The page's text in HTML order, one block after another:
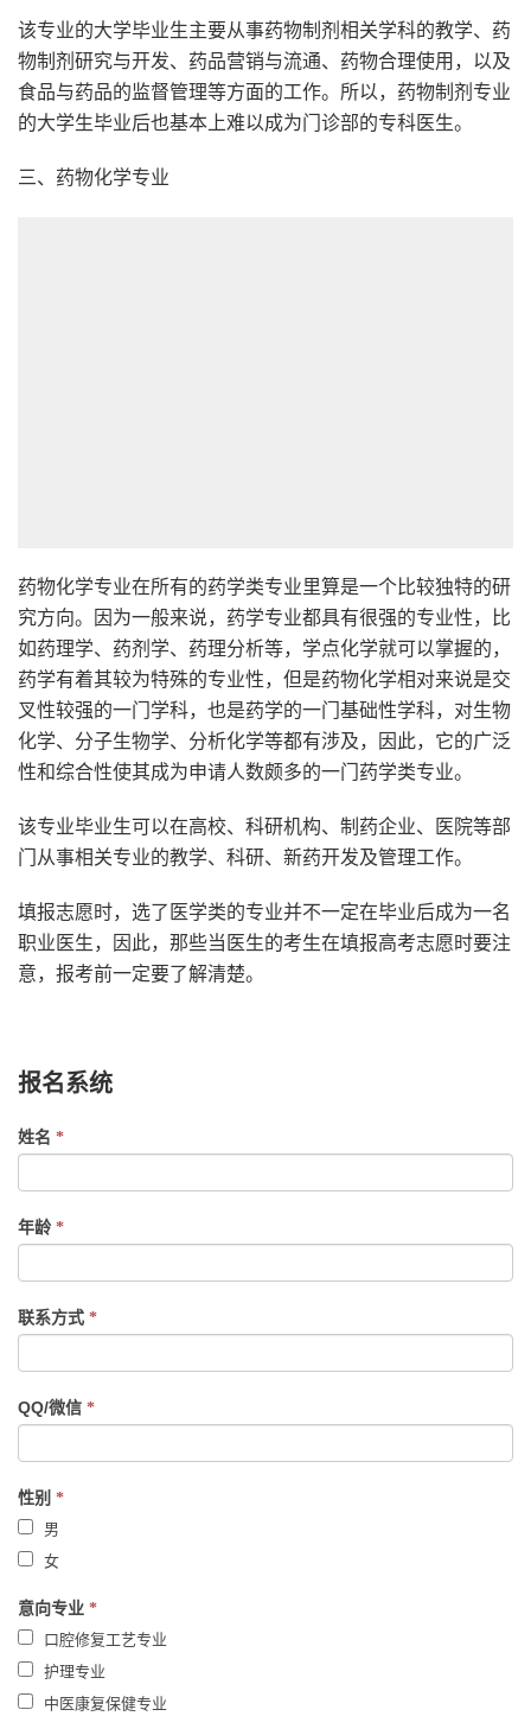
该专业的大学毕业生主要从事药物制剂相关学科的教学、药
物制剂研究与开发、药品营销与流通、药物合理使用，以及
食品与药品的监督管理等方面的工作。所以，药物制剂专业
的大学生毕业后也基本上难以成为门诊部的专科医生。
三、药物化学专业
药物化学专业在所有的药学类专业里算是一个比较独特的研
究方向。因为一般来说，药学专业都具有很强的专业性，比
如药理学、药剂学、药理分析等，学点化学就可以掌握的，
药学有着其较为特殊的专业性，但是药物化学相对来说是交
叉性较强的一门学科，也是药学的一门基础性学科，对生物
化学、分子生物学、分析化学等都有涉及，因此，它的广泛
性和综合性使其成为申请人数颇多的一门药学类专业。
该专业毕业生可以在高校、科研机构、制药企业、医院等部
门从事相关专业的教学、科研、新药开发及管理工作。
填报志愿时，选了医学类的专业并不一定在毕业后成为一名
职业医生，因此，那些当医生的考生在填报高考志愿时要注
意，报考前一定要了解清楚。
报名系统
If
are
human,
leave
this
field
blank.
姓名 *
年龄 *
联系方式 *
QQ/微信 *
性别 *
男
女
意向专业 *
口腔修复工艺专业
护理专业
中医康复保健专业